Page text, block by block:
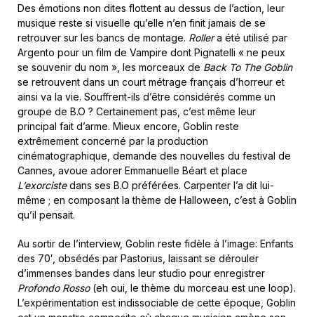
Des émotions non dites flottent au dessus de l’action, leur
musique reste si visuelle qu’elle n’en finit jamais de se
retrouver sur les bancs de montage. Rollera été utilisé par
Argento pour un film de Vampire dont Pignatelli « ne peux
se souvenir du nom », les morceaux de Back To The Goblin
se retrouvent dans un court métrage français d’horreur et
ainsi va la vie. Souffrent-ils d’être considérés comme un
groupe de B.O ? Certainement pas, c’est même leur
principal fait d’arme. Mieux encore, Goblin reste
extrêmement concerné par la production
cinématographique, demande des nouvelles du festival de
Cannes, avoue adorer Emmanuelle Béart et place
L’exorcistedans ses B.O préférées. Carpenter l’a dit lui-
même ; en composant la thème de Halloween, c’est à Goblin
qu’il pensait.
Au sortir de l’interview, Goblin reste fidèle à l’image: Enfants
des 70′, obsédés par Pastorius, laissant se dérouler
d’immenses bandes dans leur studio pour enregistrer
Profondo Rosso(eh oui, le thème du morceau est une loop).
L’expérimentation est indissociable de cette époque, Goblin